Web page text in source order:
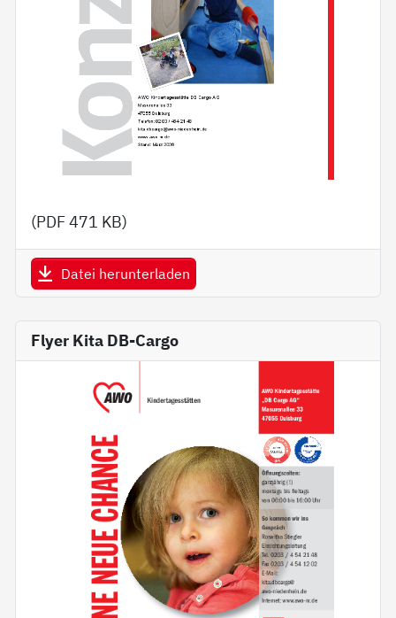
(PDF471 KB)
Datei herunterladen
Flyer Kita DB-Cargo